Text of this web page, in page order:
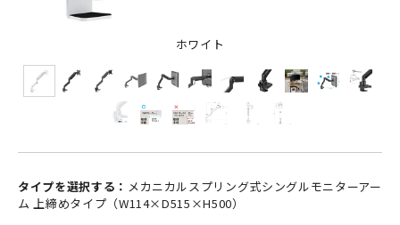
ホワイト
タイプを選択する： メカニカルスプリング式シングルモニターアー
ム 上締めタイプ（W114×D515×H500）